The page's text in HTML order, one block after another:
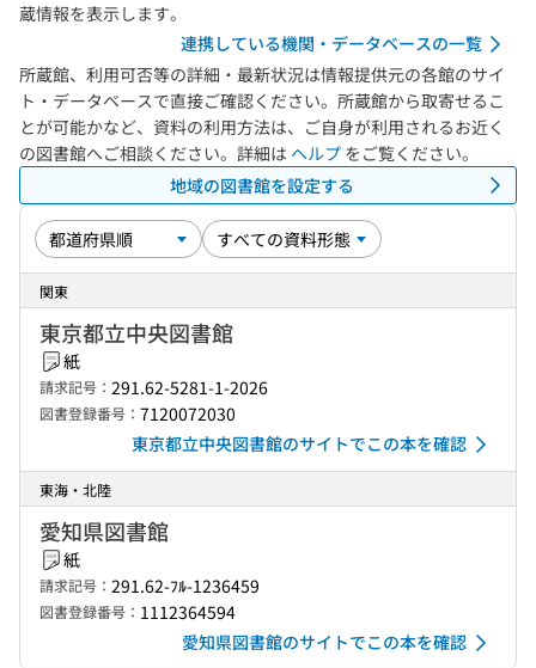
蔵情報を表示します。
連携している機関・データベースの一覧
所蔵館、利用可否等の詳細・最新状況は情報提供元の各館のサイ
ト・データベースで直接ご確認ください。所蔵館から取寄せるこ
とが可能かなど、資料の利用方法は、ご自身が利用されるお近く
の図書館へご相談ください。詳細は ヘルプ をご覧ください。
地域の図書館を設定する
関東
東京都立中央図書館
紙
請求記号： 291.62-5281-1-2026
図書登録番号： 7120072030
東京都立中央図書館のサイトでこの本を確認
東海・北陸
愛知県図書館
紙
請求記号： 291.62-ﾌﾙ-1236459
図書登録番号： 1112364594
愛知県図書館のサイトでこの本を確認